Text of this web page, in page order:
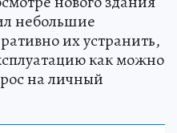
небольшие
их устранить,
как можно
на личный